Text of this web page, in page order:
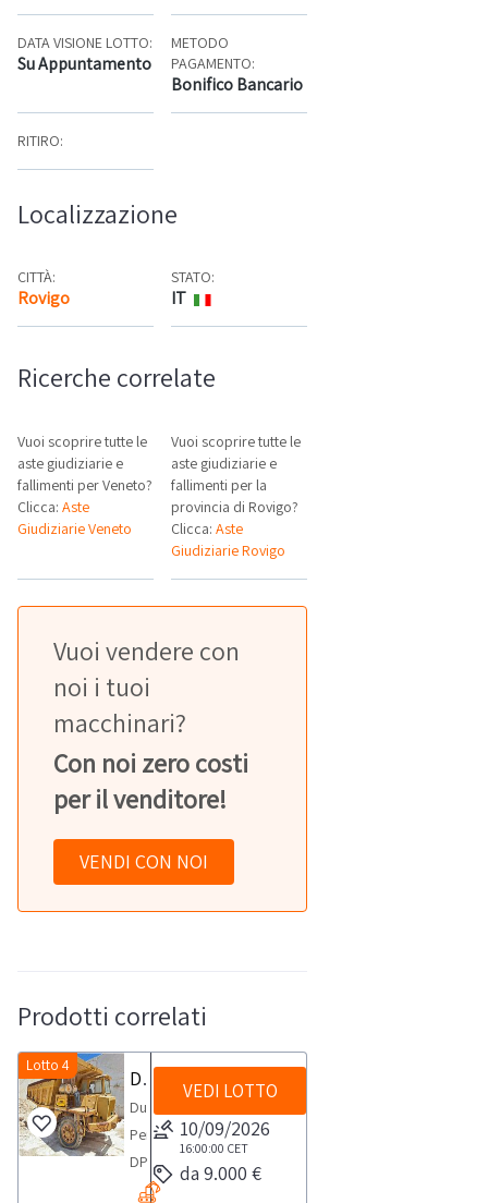
DATA VISIONE LOTTO:
Su Appuntamento
METODO
PAGAMENTO:
Bonifico Bancario
RITIRO:
Localizzazione
CITTÀ:
Rovigo Mappa
STATO:
IT
Ricerche correlate
Vuoi scoprire tutte le
aste giudiziarie e
fallimenti per Veneto?
Clicca: Aste
Giudiziarie Veneto
Vuoi scoprire tutte le
aste giudiziarie e
fallimenti per la
provincia di Rovigo?
Clicca:Aste
Giudiziarie Rovigo
Vuoi vendere con
noi i tuoi
macchinari?
Con noi zero costi
per il venditore!
VENDI CON NOI
Prodotti correlati
Lotto 4
Dumper Perlini DP205
DumperMarca
PerliniModello
DP205Sprovvisto
di
VEDI LOTTO
10/09/2026
16:00:00 CET
da 9.000 €